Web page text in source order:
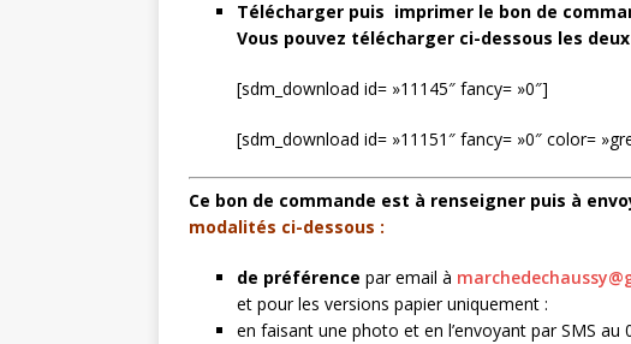
Télécharger puis imprimer le bon de
Vous pouvez télécharger ci-dessous les
[sdm_download id= »11145″ fancy= »0″]
[sdm_download id= »11151″ fancy= »0″ color=
Ce bon de commande est à renseigner puis à
modalités ci-dessous :
de préférence par email à
et pour les versions papier uniquement :
en faisant une photo et en l’envoyant par SMS au